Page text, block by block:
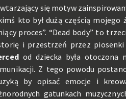
się motyw
kto był dużą częścią
proces”. “Dead body” to
i przestrzeń przez
od dziecka była otoczona
Z tego powodu
by opisać emocje i
gatunkach